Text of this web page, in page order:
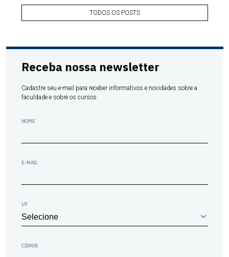
TODOS OS POSTS
Receba nossa newsletter
Cadastre seu e-mail para receber informativos e novidades sobre a
faculdade e sobre os cursos.
NOME
E-MAIL
UF
CIDADE